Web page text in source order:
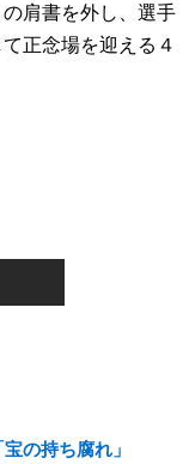
肩書を外し、選手
正念場を迎える４
の持ち腐れ」